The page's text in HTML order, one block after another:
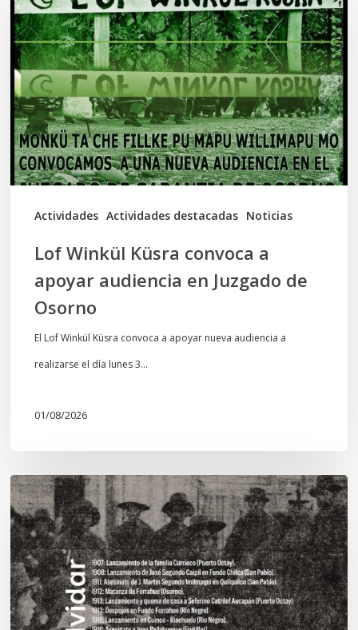
Actividades Actividades destacadas Noticias
Küsra
convoca
a
apoyar
audiencia
en
Juzgado
Lof Winkül Küsra convoca a
apoyar audiencia en Juzgado de
Osorno
El Lof Winkül Küsra convoca a apoyar nueva audiencia a
realizarse el día lunes 3…
01/08/2026
Chawrakawin:
Palimpsesto
explora
a
través
del